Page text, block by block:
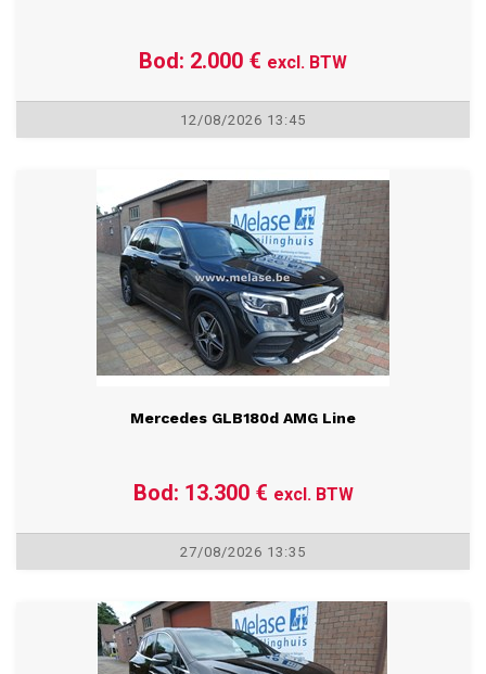
Peugeot Boxer 335 2.2 BlueHDi L3H2
Bod: 2.000 €excl. BTW
12/08/2026 13:45
Mercedes GLB180d AMG Line
Bod: 13.300 €excl. BTW
27/08/2026 13:35